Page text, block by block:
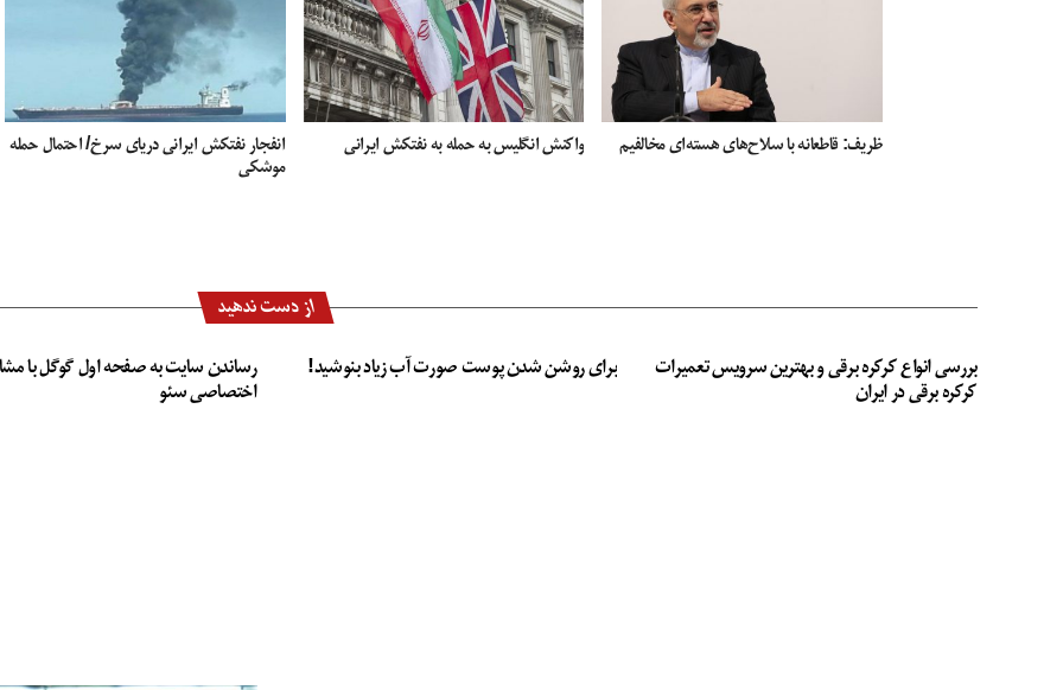
ظریف: قاطعانه با سلاح‌های هسته‌ای مخالفیم واکنش انگلیس به حمله به نفتکش ایرانی
انفجار نفتکش ایرانی دریای سرخ/ احتمال حمله
موشکی
از دست ندهید
بررسی انواع کرکره برقی و بهترین سرویس تعمیرات
کرکره برقی در ایران
برای روشن شدن پوست صورت آب زیاد بنوشید!
رساندن سایت به صفحه اول گوگل با
اختصاصی سئو